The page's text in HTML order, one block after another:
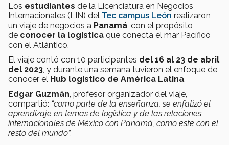
Los estudiantes de la Licenciatura en Negocios
Internacionales (LIN) del Tec campus León realizaron
un viaje de negocios a Panamá , con el propósito
de conocer la logística que conecta el mar Pacífico
con el Atlántico.
El viaje contó con 10 participantes del 16 al 23 de abril
del 2023 , y durante una semana tuvieron el enfoque de
conocer el Hub logístico de América Latina.
Edgar Guzmán , profesor organizador del viaje,
compartió: “como parte de la enseñanza, se enfatizó el
aprendizaje en temas de logística y de las relaciones
internacionales de México con Panamá, como este con el
resto del mundo”.